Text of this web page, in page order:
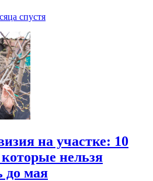
спустя
на участке: 10
нельзя
до мая